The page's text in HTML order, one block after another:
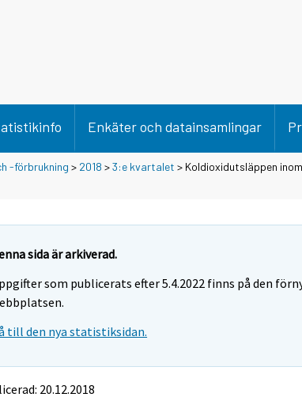
Enkäter och datainsamlingar
-förbrukning > 2018 >3:e kvartalet > Koldioxidutsläppen
sida är arkiverad.
som publicerats efter 5.4.2022 finns på den
till den nya statistiksidan.
20.12.2018